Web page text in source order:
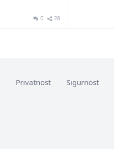
0 28
Privatnost Sigurnost